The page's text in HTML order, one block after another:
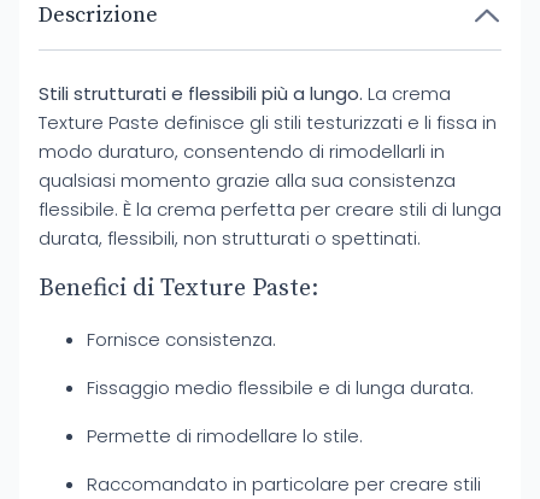
Descrizione
Stili strutturati e flessibili più a lungo. La crema
Texture Paste definisce gli stili testurizzati e li fissa in
modo duraturo, consentendo di rimodellarli in
qualsiasi momento grazie alla sua consistenza
flessibile. È la crema perfetta per creare stili di lunga
durata, flessibili, non strutturati o spettinati.
Benefici di Texture Paste:
Fornisce consistenza.
Fissaggio medio flessibile e di lunga durata.
Permette di rimodellare lo stile.
Raccomandato in particolare per creare stili